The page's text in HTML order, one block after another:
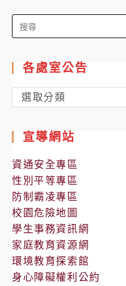
Search
for:
各處室公告
各
處
公
告
選取分類
宣導網站
資通安全專區
性別平等專區
防制霸凌專區
校園危險地圖
學生事務資訊網
家庭教育資源網
環境教育探索館
身心障礙權利公約